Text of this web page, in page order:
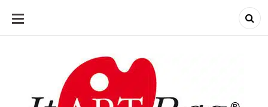
ALLER
CONTENU
ItArtBag